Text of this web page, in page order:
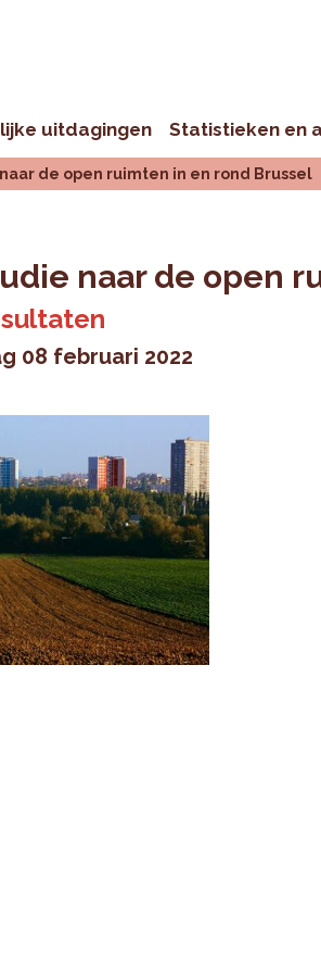
uitdagingen Statistieken en
de open ruimten in en rond Brussel
naar de open
08 februari 2022